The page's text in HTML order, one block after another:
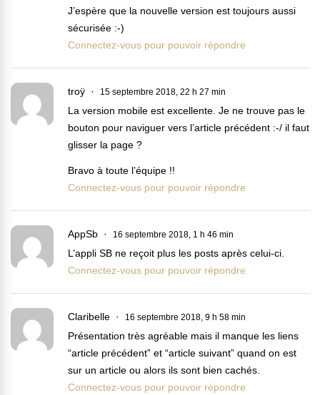
J’espère que la nouvelle version est toujours aussi
sécurisée :-)
Connectez-vous pour pouvoir répondre
troÿ 15 septembre 2018, 22 h 27 min
La version mobile est excellente. Je ne trouve pas le
bouton pour naviguer vers l’article précédent :-/ il faut
glisser la page ?
Bravo à toute l’équipe !!
Connectez-vous pour pouvoir répondre
AppSb 16 septembre 2018, 1 h 46 min
L’appli SB ne reçoit plus les posts après celui-ci.
Connectez-vous pour pouvoir répondre
Claribelle 16 septembre 2018, 9 h 58 min
Présentation très agréable mais il manque les liens
“article précédent” et “article suivant” quand on est
sur un article ou alors ils sont bien cachés.
Connectez-vous pour pouvoir répondre